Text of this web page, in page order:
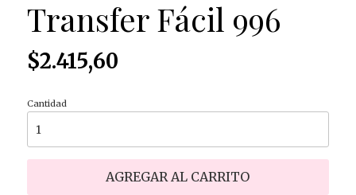
Transfer Fácil 996
$2.415,60
Cantidad
AGREGAR AL CARRITO